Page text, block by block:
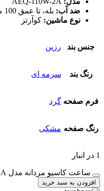
ضد آب: بله، تا عمق 100 متر
نوع ماشین: کوآرتز
جنس بند رزین
رنگ بند سرمه ای
فرم صفحه گرد
رنگ صفحه مشکی
1 در انبار
ساعت کاسیو مردانه مدل AEQ-110W-2A عدد
افزودن به سبد خرید